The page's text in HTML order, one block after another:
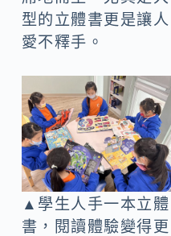
型的立體書更是讓人
愛不釋手。
▲學生人手一本立體
書，閱讀體驗變得更